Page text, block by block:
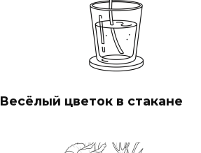
Весёлый цветок в стакане